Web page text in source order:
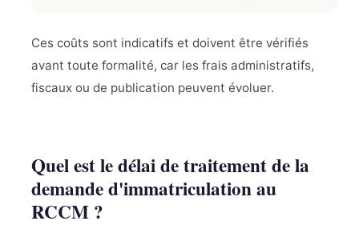
Ces coûts sont indicatifs et doivent être vérifiés
avant toute formalité, car les frais administratifs,
fiscaux ou de publication peuvent évoluer.
Quel est le délai de traitement de la
demande d'immatriculation au
RCCM ?